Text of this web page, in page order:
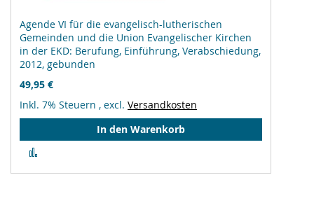
Agende VI für die evangelisch-lutherischen
Gemeinden und die Union Evangelischer Kirchen
in der EKD: Berufung, Einführung, Verabschiedung,
2012, gebunden
49,95 €
Inkl. 7% Steuern , excl. Versandkosten
In den Warenkorb
hinzufügen